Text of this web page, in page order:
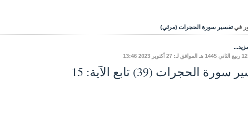
في تفسير سورة الحجرات (مرئي)
سورة الحجرات (39) تابع الآية: 15